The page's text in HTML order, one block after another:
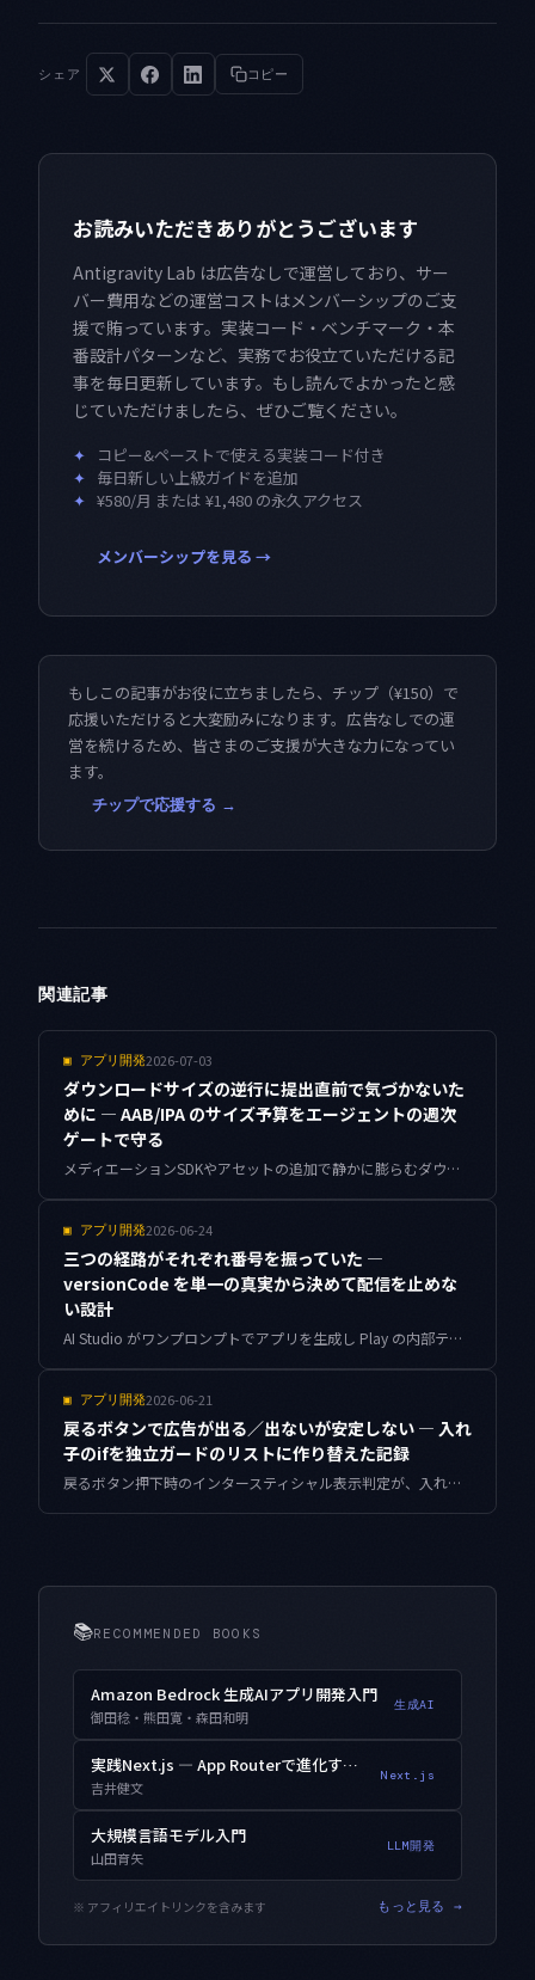
シェア コピー
お読みいただきありがとうございます
Antigravity Lab は広告なしで運営しており、サー
バー費用などの運営コストはメンバーシップのご支
援で賄っています。実装コード・ベンチマーク・本
番設計パターンなど、実務でお役立ていただける記
事を毎日更新しています。もし読んでよかったと感
じていただけましたら、ぜひご覧ください。
✦
コピー&ペーストで使える実装コード付き
✦ 毎日新しい上級ガイドを追加
✦ ¥580/月 または ¥1,480 の永久アクセス
メンバーシップを見る →
もしこの記事がお役に立ちましたら、チップ（¥150）で
応援いただけると大変励みになります。広告なしでの運
営を続けるため、皆さまのご支援が大きな力になってい
ます。
チップで応援する →
関連記事
▣ アプリ開発2026-07-03
ダウンロードサイズの逆行に提出直前で気づかないた
めに — AAB/IPA のサイズ予算をエージェントの週次
ゲートで守る
メディエーションSDKやアセットの追加で静かに膨らむダウンロードサイズに、bundletool と App Thinning レポートを使ったサイズ台帳・予算ゲート・増分の内訳特定で歯止めをかける設計をまとめます。
▣ アプリ開発2026-06-24
三つの経路がそれぞれ番号を振っていた —
versionCode を単一の真実から決めて配信を止めな
い設計
AI Studio がワンプロンプトでアプリを生成し Play の内部テストへそのまま上げられるようになった結果、人手・CI・エージェントの三経路が別々に versionCode を採番して衝突するようになりました。番号を単一の真実から決め、アップロード前に照合するガードまでを実装つきで整理します。
▣ アプリ開発2026-06-21
戻るボタンで広告が出る／出ないが安定しない — 入れ
子のifを独立ガードのリストに作り替えた記録
戻るボタン押下時のインタースティシャル表示判定が、入れ子のif文で優先度が暗黙化して壊れていました。各条件を理由つきの独立ガードに分解し、決定表からテストを生成した設計をまとめます。
📚RECOMMENDED BOOKS
Amazon Bedrock 生成AIアプリ開発入門
御田稔・熊田寛・森田和明
生成AI
実践Next.js — App Routerで進化するWebアプリ開発
吉井健文
Next.js
大規模言語モデル入門
山田育矢
LLM開発
※ アフィリエイトリンクを含みます もっと見る →